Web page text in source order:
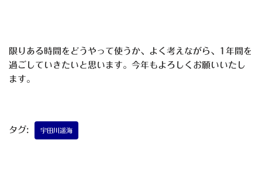
限りある時間をどうやって使うか、よく考えながら、1年間を
過ごしていきたいと思います。今年もよろしくお願いいたし
ます。
タグ: 宇田川遥海